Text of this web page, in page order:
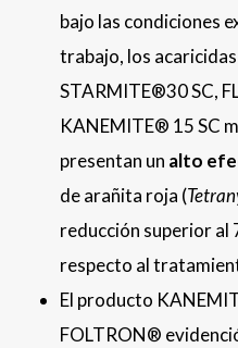
bajo las condiciones
trabajo, los
STARMITE®30 SC,
KANEMITE® 15 SC
presentan un alto
de arañita roja (
reducción superior al
respecto al
El producto
FOLTRON®